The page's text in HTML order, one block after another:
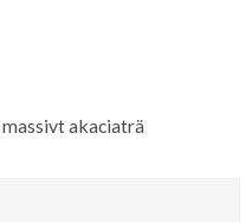
akaciaträ